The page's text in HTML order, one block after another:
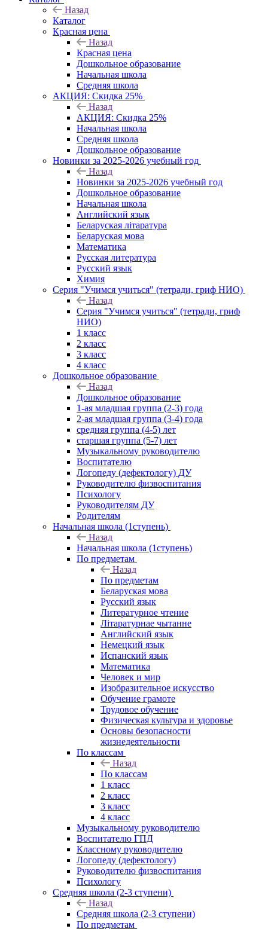
Назад
Каталог
Красная цена
Назад
Красная цена
Дошкольное образование
Начальная школа
Средняя школа
АКЦИЯ: Скидка 25%
Назад
АКЦИЯ: Скидка 25%
Начальная школа
Средняя школа
Дошкольное образование
Новинки за 2025-2026 учебный год
Назад
Новинки за 2025-2026 учебный год
Дошкольное образование
Начальная школа
Английский язык
Беларуская літаратура
Беларуская мова
Математика
Русская литература
Русский язык
Химия
Серия "Учимся учиться" (тетради, гриф НИО)
Назад
Серия "Учимся учиться" (тетради, гриф
НИО)
1 класс
2 класс
3 класс
4 класс
Дошкольное образование
Назад
Дошкольное образование
1-ая младшая группа (2-3) года
2-ая младшая группа (3-4) года
средняя группа (4-5) лет
старшая группа (5-7) лет
Музыкальному руководителю
Воспитателю
Логопеду (дефектологу) ДУ
Руководителю физвоспитания
Психологу
Руководителям ДУ
Родителям
Начальная школа (1ступень)
Назад
Начальная школа (1ступень)
По предметам
Назад
По предметам
Беларуская мова
Русский язык
Литературное чтение
Літаратурнае чытанне
Английский язык
Немецкий язык
Испанский язык
Математика
Человек и мир
Изобразительное искусство
Обучение грамоте
Трудовое обучение
Физическая культура и здоровье
Основы безопасности
жизнедеятельности
По классам
Назад
По классам
1 класс
2 класс
3 класс
4 класс
Музыкальному руководителю
Воспитателю ГПД
Классному руководителю
Логопеду (дефектологу)
Руководителю физвоспитания
Психологу
Средняя школа (2-3 ступени)
Назад
Средняя школа (2-3 ступени)
По предметам